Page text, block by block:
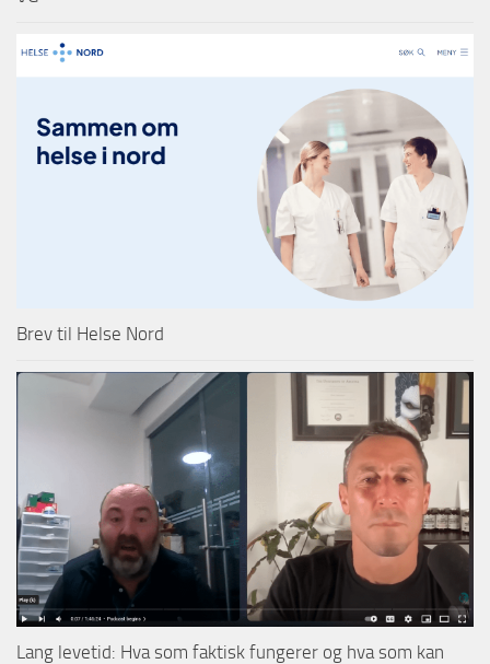
Brev til Helse Nord
Lang levetid: Hva som faktisk fungerer og hva som kan